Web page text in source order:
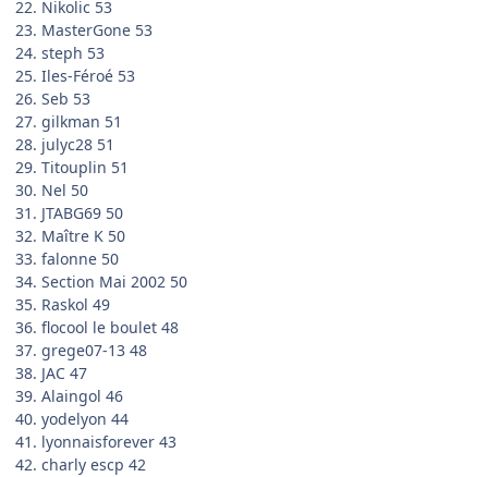
22. Nikolic 53
23. MasterGone 53
24. steph 53
25. Iles-Féroé 53
26. Seb 53
27. gilkman 51
28. julyc28 51
29. Titouplin 51
30. Nel 50
31. JTABG69 50
32. Maître K 50
33. falonne 50
34. Section Mai 2002 50
35. Raskol 49
36. flocool le boulet 48
37. grege07-13 48
38. JAC 47
39. Alaingol 46
40. yodelyon 44
41. lyonnaisforever 43
42. charly escp 42